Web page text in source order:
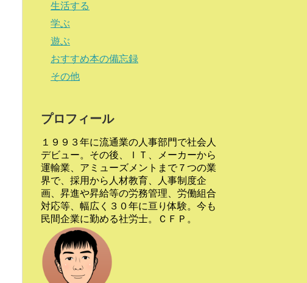
生活する
学ぶ
遊ぶ
おすすめ本の備忘録
その他
プロフィール
１９９３年に流通業の人事部門で社会人
デビュー。その後、ＩＴ、メーカーから
運輸業、アミューズメントまで７つの業
界で、採用から人材教育、人事制度企
画、昇進や昇給等の労務管理、労働組合
対応等、幅広く３０年に亘り体験。今も
民間企業に勤める社労士。ＣＦＰ。